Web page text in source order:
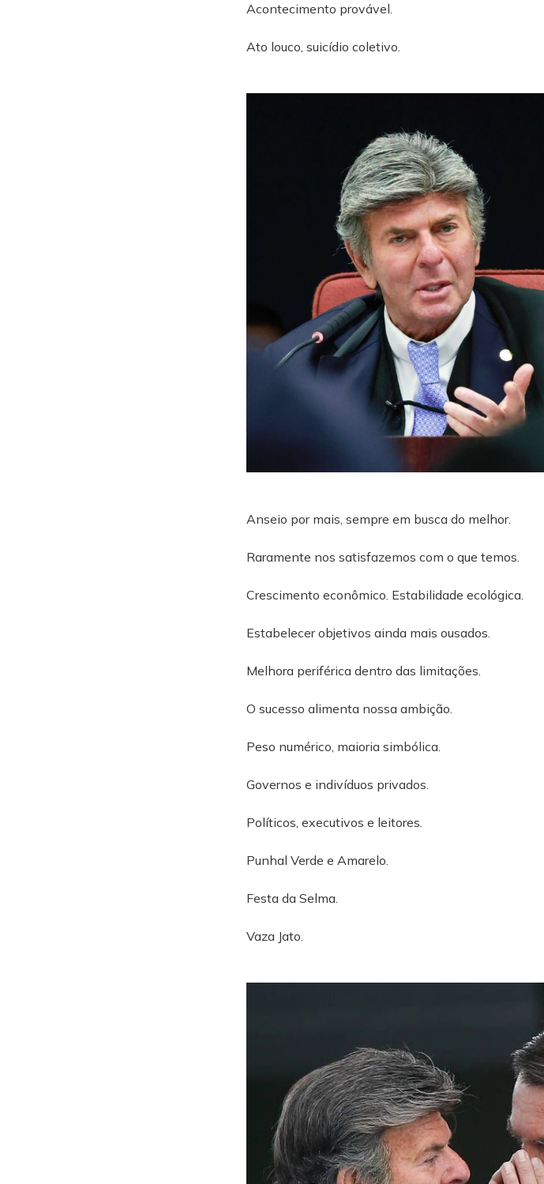
Acontecimento provável.
Ato louco, suicídio coletivo.
Anseio por mais, sempre em busca do melhor.
Raramente nos satisfazemos com o que temos.
Crescimento econômico. Estabilidade ecológica.
Estabelecer objetivos ainda mais ousados.
Melhora periférica dentro das limitações.
O sucesso alimenta nossa ambição.
Peso numérico, maioria simbólica.
Governos e indivíduos privados.
Políticos, executivos e leitores.
Punhal Verde e Amarelo.
Festa da Selma.
Vaza Jato.